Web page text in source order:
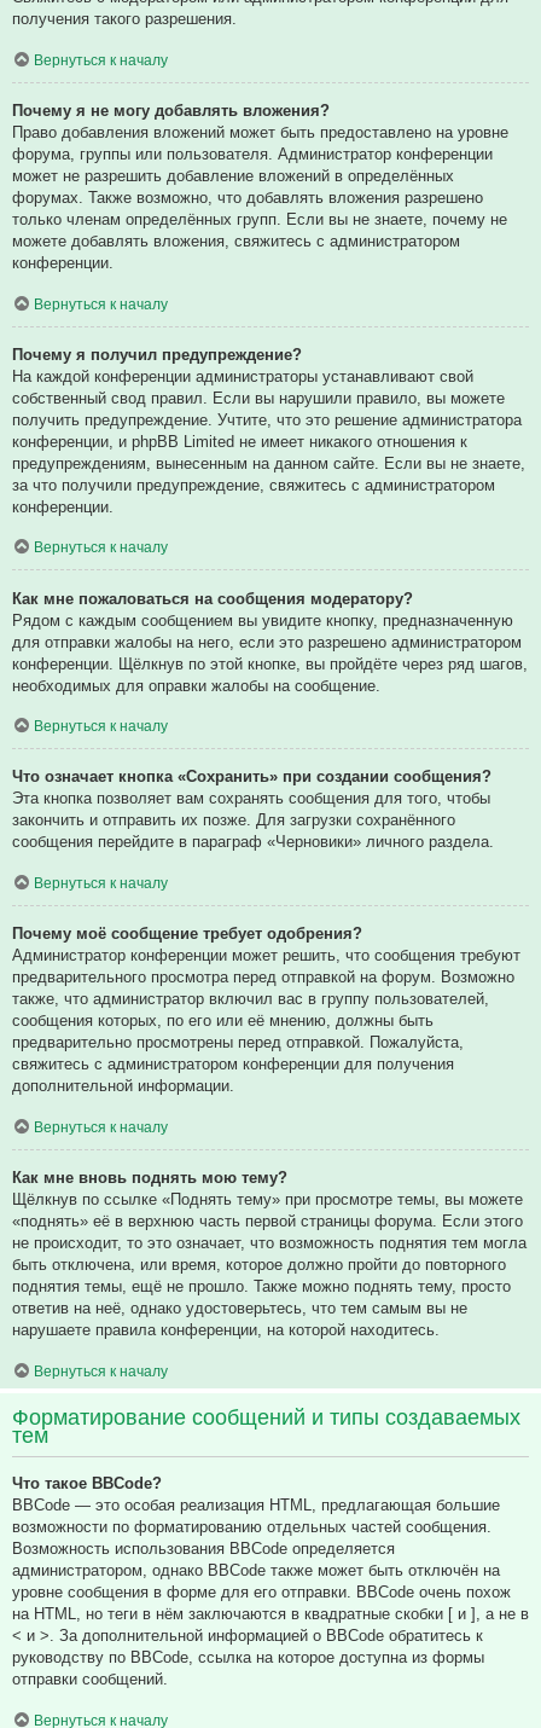
получения такого разрешения.
Вернуться к началу
Почему я не могу добавлять вложения?
Право добавления вложений может быть предоставлено на уровне
форума, группы или пользователя. Администратор конференции
может не разрешить добавление вложений в определённых
форумах. Также возможно, что добавлять вложения разрешено
только членам определённых групп. Если вы не знаете, почему не
можете добавлять вложения, свяжитесь с администратором
конференции.
Вернуться к началу
Почему я получил предупреждение?
На каждой конференции администраторы устанавливают свой
собственный свод правил. Если вы нарушили правило, вы можете
получить предупреждение. Учтите, что это решение администратора
конференции, и phpBB Limited не имеет никакого отношения к
предупреждениям, вынесенным на данном сайте. Если вы не знаете,
за что получили предупреждение, свяжитесь с администратором
конференции.
Вернуться к началу
Как мне пожаловаться на сообщения модератору?
Рядом с каждым сообщением вы увидите кнопку, предназначенную
для отправки жалобы на него, если это разрешено администратором
конференции. Щёлкнув по этой кнопке, вы пройдёте через ряд шагов,
необходимых для оправки жалобы на сообщение.
Вернуться к началу
Что означает кнопка «Сохранить» при создании сообщения?
Эта кнопка позволяет вам сохранять сообщения для того, чтобы
закончить и отправить их позже. Для загрузки сохранённого
сообщения перейдите в параграф «Черновики» личного раздела.
Вернуться к началу
Почему моё сообщение требует одобрения?
Администратор конференции может решить, что сообщения требуют
предварительного просмотра перед отправкой на форум. Возможно
также, что администратор включил вас в группу пользователей,
сообщения которых, по его или её мнению, должны быть
предварительно просмотрены перед отправкой. Пожалуйста,
свяжитесь с администратором конференции для получения
дополнительной информации.
Вернуться к началу
Как мне вновь поднять мою тему?
Щёлкнув по ссылке «Поднять тему» при просмотре темы, вы можете
«поднять» её в верхнюю часть первой страницы форума. Если этого
не происходит, то это означает, что возможность поднятия тем могла
быть отключена, или время, которое должно пройти до повторного
поднятия темы, ещё не прошло. Также можно поднять тему, просто
ответив на неё, однако удостоверьтесь, что тем самым вы не
нарушаете правила конференции, на которой находитесь.
Вернуться к началу
Форматирование сообщений и типы создаваемых
тем
Что такое BBCode?
BBCode — это особая реализация HTML, предлагающая большие
возможности по форматированию отдельных частей сообщения.
Возможность использования BBCode определяется
администратором, однако BBCode также может быть отключён на
уровне сообщения в форме для его отправки. BBCode очень похож
на HTML, но теги в нём заключаются в квадратные скобки [ и ], а не в
< и >. За дополнительной информацией о BBCode обратитесь к
руководству по BBCode, ссылка на которое доступна из формы
отправки сообщений.
Вернуться к началу